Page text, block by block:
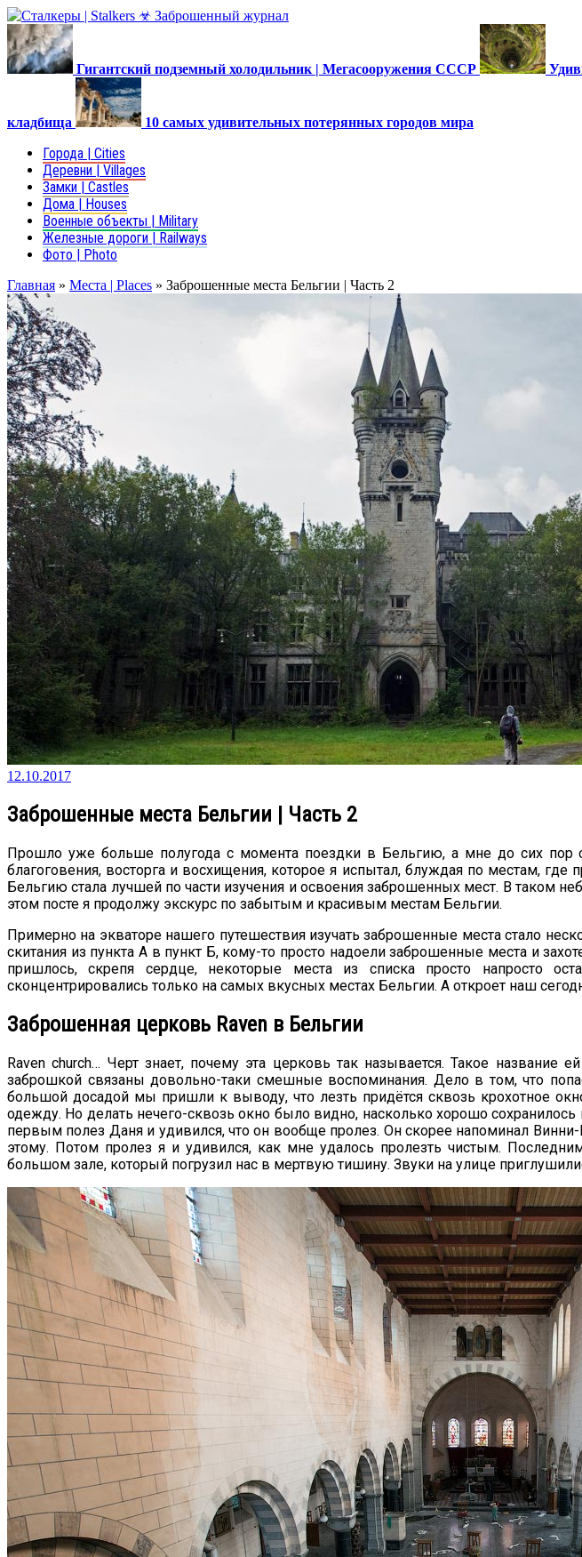
Гигантский подземный холодильник | Мегасооружения СССР
кладбища 10 самых удивительных потерянных городов мира
Города | Cities
Деревни | Villages
Замки | Castles
Дома | Houses
Военные объекты | Military
Железные дороги | Railways
Фото | Photo
Главная » Места | Places » Заброшенные места Бельгии | Часть 2
12.10.2017
Заброшенные места Бельгии | Часть 2
Прошло уже больше полугода с момента поездки в Бельгию, а мне до сих пор
благоговения, восторга и восхищения, которое я испытал, блуждая по местам,
Бельгию стала лучшей по части изучения и освоения заброшенных мест. В таком
этом посте я продолжу экскурс по забытым и красивым местам Бельгии.
Примерно на экваторе нашего путешествия изучать заброшенные места стало
скитания из пункта А в пункт Б, кому-то просто надоели заброшенные места и
пришлось, скрепя сердце, некоторые места из списка просто напросто
сконцентрировались только на самых вкусных местах Бельгии. А откроет наш
Заброшенная церковь Raven в Бельгии
Raven church… Черт знает, почему эта церковь так называется. Такое
заброшкой связаны довольно-таки смешные воспоминания. Дело в том, что
большой досадой мы пришли к выводу, что лезть придётся сквозь крохотное
одежду. Но делать нечего-сквозь окно было видно, насколько хорошо
первым полез Даня и удивился, что он вообще пролез. Он скорее напоминал
этому. Потом пролез я и удивился, как мне удалось пролезть чистым.
большом зале, который погрузил нас в мертвую тишину. Звуки на улице